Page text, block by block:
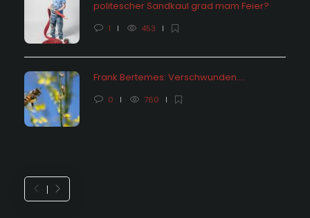
politescher Sandkaul grad mam Feier?
1 453
Frank Bertemes: Verschwunden….
0 760